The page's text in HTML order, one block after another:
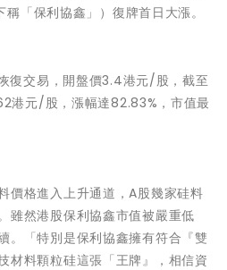
「保利協鑫」）復牌首日大漲。
復交易，開盤價3.4港元/股，截至
港元/股，漲幅達82.83%，市值最
價格進入上升通道，A股幾家硅料
雖然港股保利協鑫市值被嚴重低
。「特別是保利協鑫擁有符合『雙
材料顆粒硅這張「王牌』，相信資